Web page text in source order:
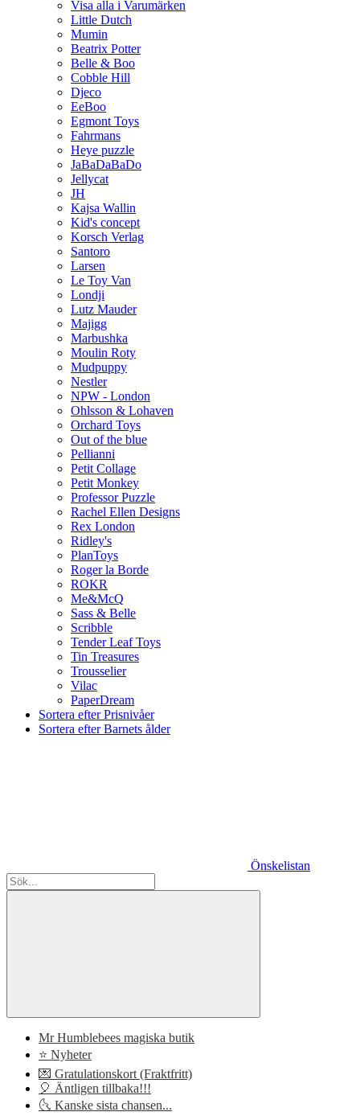
Visa alla i Varumärken
Little Dutch
Mumin
Beatrix Potter
Belle & Boo
Cobble Hill
Djeco
EeBoo
Egmont Toys
Fahrmans
Heye puzzle
JaBaDaBaDo
Jellycat
JH
Kajsa Wallin
Kid's concept
Korsch Verlag
Santoro
Larsen
Le Toy Van
Londji
Lutz Mauder
Majigg
Marbushka
Moulin Roty
Mudpuppy
Nestler
NPW - London
Ohlsson & Lohaven
Orchard Toys
Out of the blue
Pellianni
Petit Collage
Petit Monkey
Professor Puzzle
Rachel Ellen Designs
Rex London
Ridley's
PlanToys
Roger la Borde
ROKR
Me&McQ
Sass & Belle
Scribble
Tender Leaf Toys
Tin Treasures
Trousselier
Vilac
PaperDream
Sortera efter Prisnivåer
Sortera efter Barnets ålder
Önskelistan
Mr Humblebees magiska butik
⭐ Nyheter
💌 Gratulationskort (Fraktfritt)
🎈 Äntligen tillbaka!!!
🌜 Kanske sista chansen...